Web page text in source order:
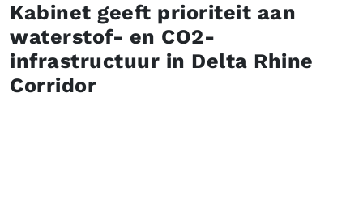
Kabinet geeft prioriteit aan
waterstof- en CO2-
infrastructuur in Delta Rhine
Corridor